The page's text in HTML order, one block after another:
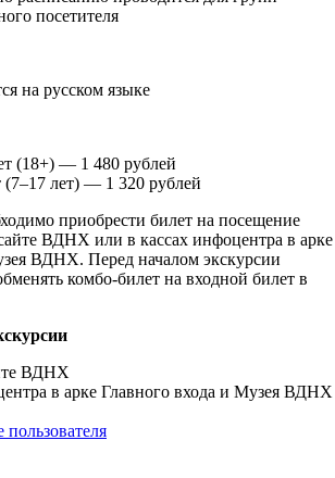
посетителя
на русском языке
(18+) — 1 480 рублей
(7–17 лет) — 1 320 рублей
приобрести билет на посещение
ВДНХ или в кассах инфоцентра в арке
ВДНХ. Перед началом экскурсии
комбо-билет на входной билет в
ВДНХ
в арке Главного входа и Музея ВДНХ